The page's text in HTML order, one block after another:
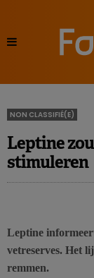
NON CLASSIFIÉ(E)
Leptine
stimuleren
Leptine
vetreserves. Het
remmen.